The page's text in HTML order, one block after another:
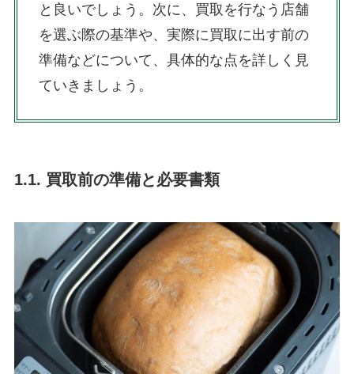
と良いでしょう。次に、買取を行なう店舗
を選ぶ際の基準や、実際に買取に出す前の
準備などについて、具体的な点を詳しく見
ていきましょう。
1.1. 買取前の準備と必要書類